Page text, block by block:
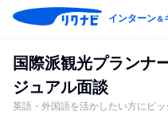
インターン＆
国際派観光プランナ
ジュアル面談
英語・外国語を活かしたい方にピ